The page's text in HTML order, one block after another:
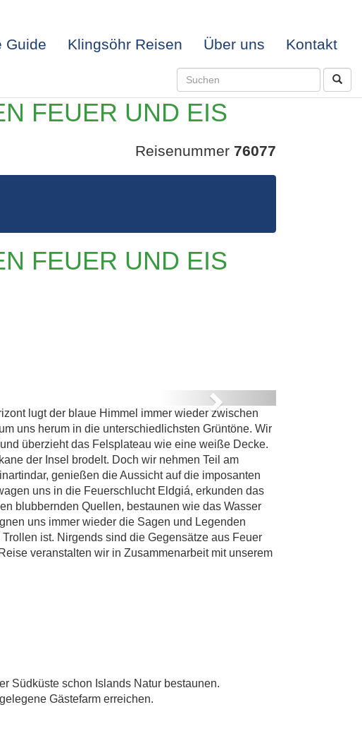
Guide Klingsöhr Reisen Über uns Kontakt
IM
FEUER UND EIS
Reisenummer 76077
FEUER UND EIS
Feuer und Eis
Next
lugt der blaue Himmel immer wieder zwischen
uns herum in die unterschiedlichsten Grüntöne. Wir
überzieht das Felsplateau wie eine weiße Decke.
der Insel brodelt. Doch wir nehmen Teil am
genießen die Aussicht auf die imposanten
uns in die Feuerschlucht Eldgiá, erkunden das
blubbernden Quellen, bestaunen wie das Wasser
uns immer wieder die Sagen und Legenden
ist. Nirgends sind die Gegensätze aus Feuer
veranstalten wir in Zusammenarbeit mit unserem
Südküste schon Islands Natur bestaunen.
Gästefarm erreichen.